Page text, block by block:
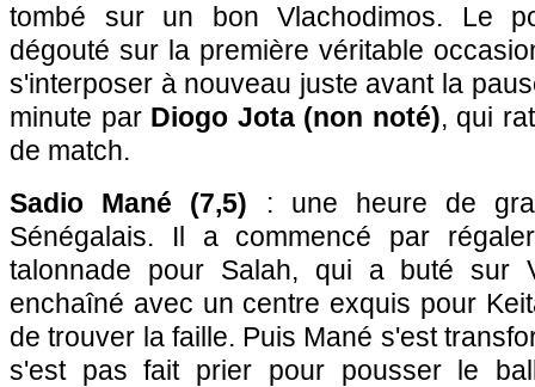
tombé sur un bon Vlachodimos. Le
dégouté sur la première véritable
s'interposer à nouveau juste avant la
minute par Diogo Jota (non noté), qui
de match.
Sadio Mané (7,5) : une heure de
Sénégalais. Il a commencé par
talonnade pour Salah, qui a buté sur
enchaîné avec un centre exquis pour
de trouver la faille. Puis Mané s'est
s'est pas fait prier pour pousser le